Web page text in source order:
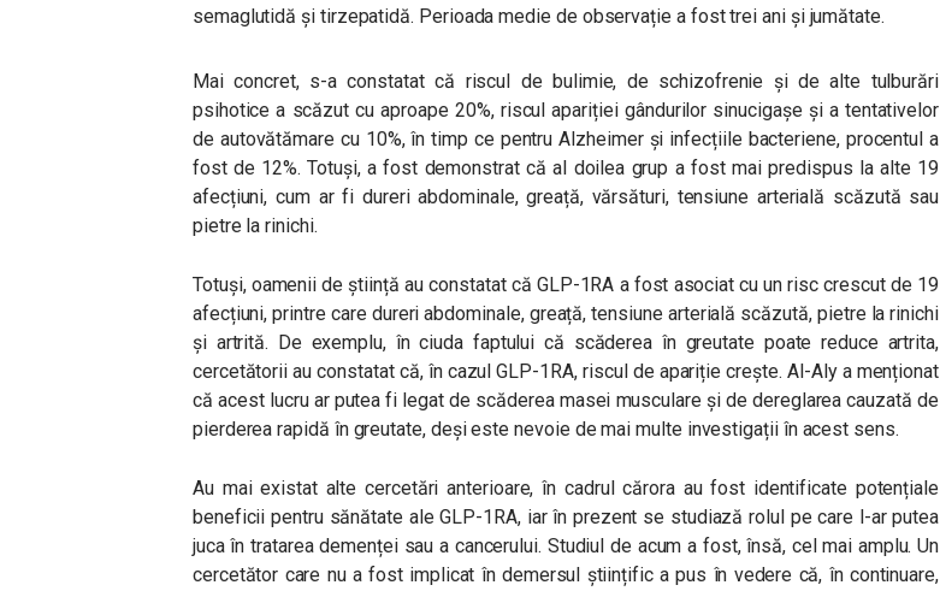
semaglutidă și tirzepatidă. Perioada medie de observație a fost trei ani și jumătate.
Mai concret, s-a constatat că riscul de bulimie, de schizofrenie și de alte tulburări
psihotice a scăzut cu aproape 20%, riscul apariției gândurilor sinucigașe și a tentativelor
de autovătămare cu 10%, în timp ce pentru Alzheimer și infecțiile bacteriene, procentul a
fost de 12%. Totuși, a fost demonstrat că al doilea grup a fost mai predispus la alte 19
afecțiuni, cum ar fi dureri abdominale, greață, vărsături, tensiune arterială scăzută sau
pietre la rinichi.
Totuși, oamenii de știință au constatat că GLP-1RA a fost asociat cu un risc crescut de 19
afecțiuni, printre care dureri abdominale, greață, tensiune arterială scăzută, pietre la rinichi
și artrită. De exemplu, în ciuda faptului că scăderea în greutate poate reduce artrita,
cercetătorii au constatat că, în cazul GLP-1RA, riscul de apariție crește. Al-Aly a menționat
că acest lucru ar putea fi legat de scăderea masei musculare și de dereglarea cauzată de
pierderea rapidă în greutate, deși este nevoie de mai multe investigații în acest sens.
Au mai existat alte cercetări anterioare, în cadrul cărora au fost identificate potențiale
beneficii pentru sănătate ale GLP-1RA, iar în prezent se studiază rolul pe care l-ar putea
juca în tratarea demenței sau a cancerului. Studiul de acum a fost, însă, cel mai amplu. Un
cercetător care nu a fost implicat în demersul științific a pus în vedere că, în continuare,